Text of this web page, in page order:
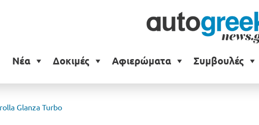
Νέα Δοκιμές Αφιερώματα Συμβουλές
Glanza Turbo